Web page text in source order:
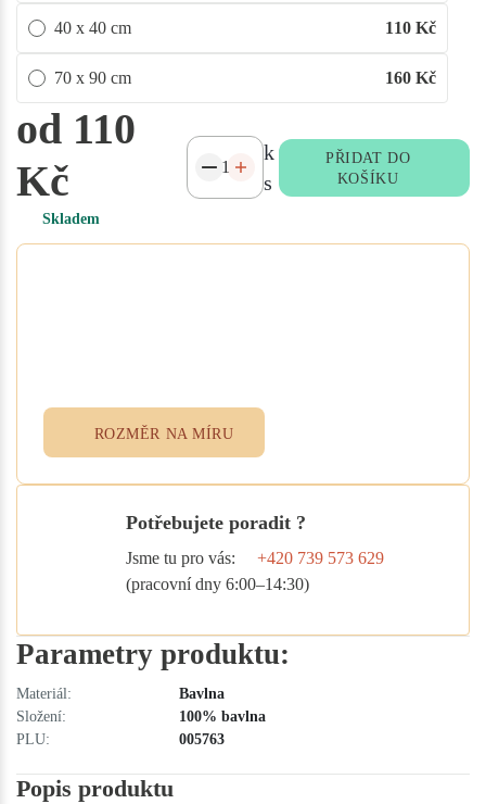
40 x 40 cm 110 Kč
70 x 90 cm 160 Kč
od 110
Kč
Skladem
k
s
PŘIDAT DO
KOŠÍKU
ROZMĚR NA MÍRU
Potřebujete poradit ?
Jsme tu pro vás:
+420 739 573 629
(pracovní dny 6:00–14:30)
Parametry produktu:
Materiál:
Bavlna
Složení:
100% bavlna
PLU:
005763
Popis produktu